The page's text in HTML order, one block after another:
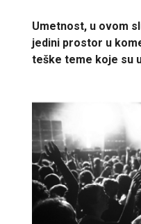
Umetnost, u ovom
jedini prostor u
teške teme koje su